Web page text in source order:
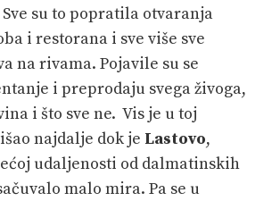
su to popratila otvaranja
i restorana i sve više sve
na rivama. Pojavile su se
i preprodaju svega živoga,
i što sve ne. Vis je u toj
najdalje dok je Lastovo,
udaljenosti od dalmatinskih
malo mira. Pa se u